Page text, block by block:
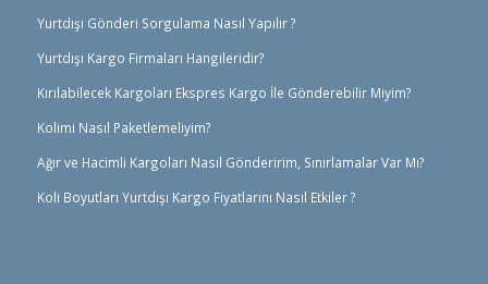
Yurtdışı Gönderi Sorgulama Nasıl Yapılır ?
Yurtdışı Kargo Firmaları Hangileridir?
Kırılabilecek Kargoları Ekspres Kargo İle Gönderebilir Miyim?
Kolimi Nasıl Paketlemeliyim?
Ağır ve Hacimli Kargoları Nasıl Gönderirim, Sınırlamalar Var Mı?
Koli Boyutları Yurtdışı Kargo Fiyatlarını Nasıl Etkiler ?